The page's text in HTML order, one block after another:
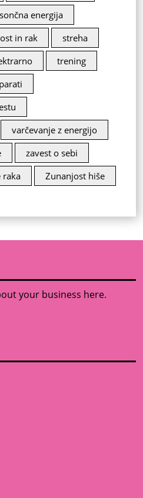
sončna energija
in rak
streha
trening
varčevanje z energijo
zavest o sebi
raka
Zunanjost hiše
your business here.